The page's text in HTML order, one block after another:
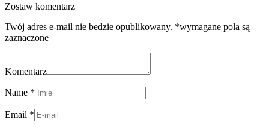
Zostaw komentarz
Twój adres e-mail nie bedzie opublikowany. *wymagane pola są
zaznaczone
Komentarz
Name *
Email *